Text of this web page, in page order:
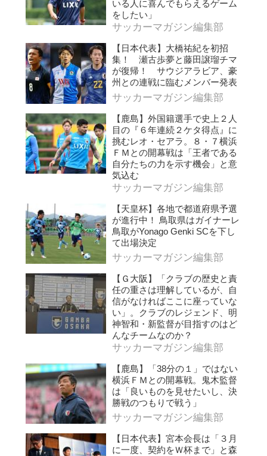
いる人に喜んでもらえるゲーム
をしたい」
サッカーマガジン編集部
【日本代表】大橋祐紀を初招
集！ 瀬古歩夢と藤田譲瑠チマ
が復帰！ サウジアラビア、豪
州との連戦に臨むメンバー発表
サッカーマガジン編集部
【鹿島】外国籍選手で史上２人
目の『６年連続２ケタ得点』に
挑むレオ・セアラ。８・７横浜
ＦＭとの開幕戦は「王者である
自分たちの力を示す機会」と意
気込む
サッカーマガジン編集部
【天皇杯】各地で都道府県予選
が進行中！ 鳥取県はガイナーレ
鳥取がYonago Genki SCを下し
て出場決定
サッカーマガジン編集部
【Ｇ大阪】「クラブの歴史と責
任の重さは理解しているが、自
信がなければここに座っていな
い」。クラブのレジェンド、明
神智和・新監督が目指すのはど
んなチームなのか？
サッカーマガジン編集部
【鹿島】「38分の１」ではない
横浜ＦＭとの開幕戦。鬼木監督
は「良いものを見せたいし、決
勝戦のつもりで戦う」
サッカーマガジン編集部
【日本代表】宮本会長は「３月
に一度、契約をＷ杯まで」と森